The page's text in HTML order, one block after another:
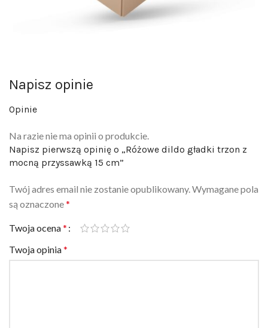
Napisz opinie
Opinie
Na razie nie ma opinii o produkcie.
Napisz pierwszą opinię o „Różowe dildo gładki trzon z
mocną przyssawką 15 cm”
Twój adres email nie zostanie opublikowany.Wymagane pola
są oznaczone*
Twoja ocena*
Twoja opinia*